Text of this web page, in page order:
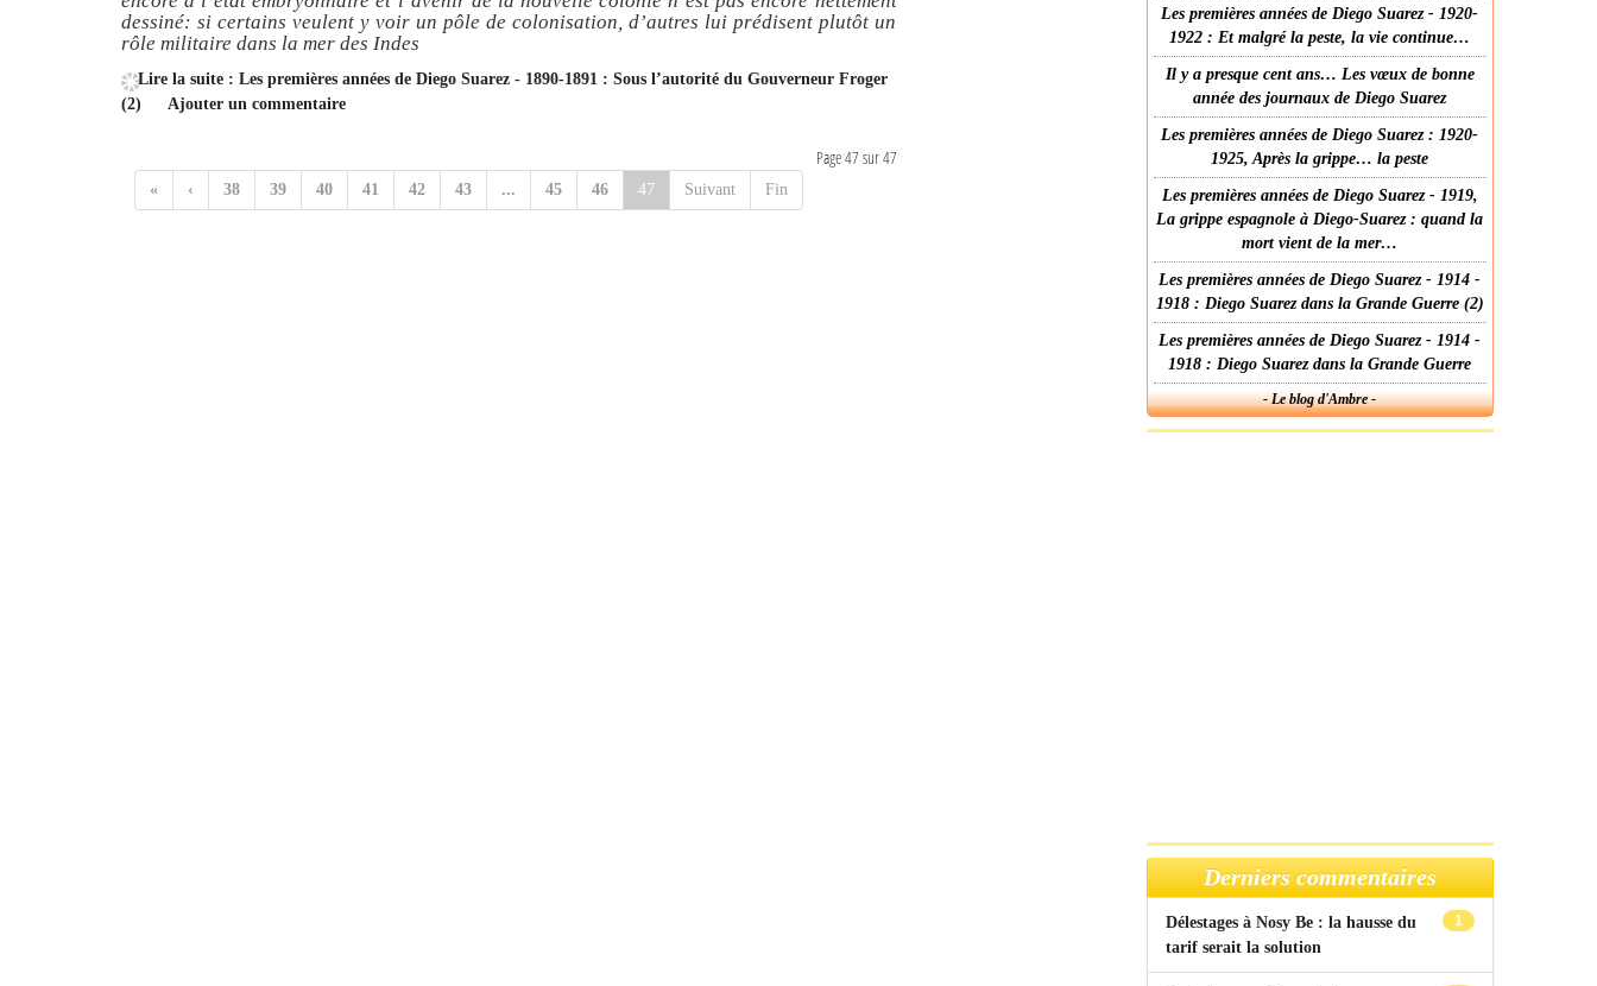
dessiné: si certains veulent y voir un pôle de colonisation, d’autres lui prédisent plutôt un
rôle militaire dans la mer des Indes
Lire la suite : Les premières années de Diego Suarez - 1890-1891 : Sous l’autorité du Gouverneur Froger
(2)
Ajouter un commentaire
Page 47 sur 47
« ‹ 38 39 40 41 42 43 ... 45 46 47 Suivant Fin
Les premières années de Diego Suarez - 1920-
1922 : Et malgré la peste, la vie continue…
Il y a presque cent ans… Les vœux de bonne
année des journaux de Diego Suarez
Les premières années de Diego Suarez : 1920-
1925, Après la grippe… la peste
Les premières années de Diego Suarez - 1919,
La grippe espagnole à Diego-Suarez : quand la
mort vient de la mer…
Les premières années de Diego Suarez - 1914 -
1918 : Diego Suarez dans la Grande Guerre (2)
Les premières années de Diego Suarez - 1914 -
1918 : Diego Suarez dans la Grande Guerre
- Le blog d'Ambre -
Derniers commentaires
1
Délestages à Nosy Be : la hausse du
tarif serait la solution